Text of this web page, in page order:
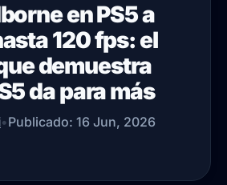
en PS5 a
120 fps: el
demuestra
da para más
•Publicado: 16 Jun, 2026